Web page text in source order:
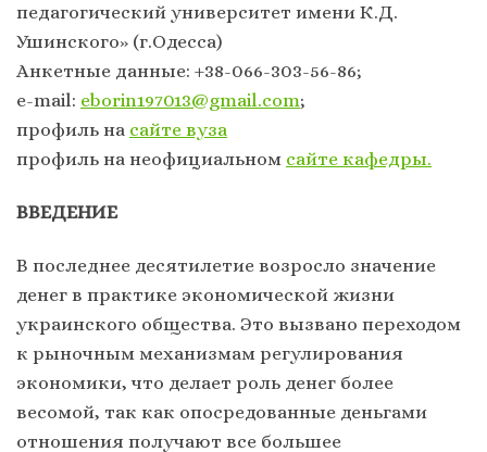
педагогический университет имени К.Д.
Ушинского» (г.Одесса)
Анкетные данные: +38-066-303-56-86;
e-mail: eborin197013@gmail.com;
профиль на сайте вуза
профиль на неофициальном сайте кафедры.
ВВЕДЕНИЕ
В последнее десятилетие возросло значение
денег в практике экономической жизни
украинского общества. Это вызвано переходом
к рыночным механизмам регулирования
экономики, что делает роль денег более
весомой, так как опосредованные деньгами
отношения получают все большее